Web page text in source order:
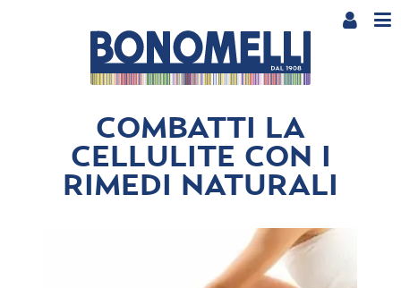
COMBATTI LA
CELLULITE CON I
RIMEDI NATURALI